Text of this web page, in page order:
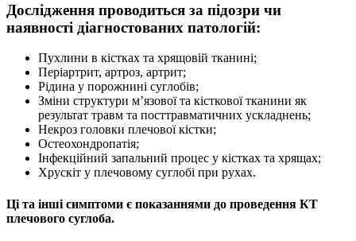
Дослідження проводиться за підозри чи
наявності діагностованих патологій:
Пухлини в кістках та хрящовій тканині;
Періартрит, артроз, артрит;
Рідина у порожнині суглобів;
Зміни структури м’язової та кісткової тканини як
результат травм та посттравматичних ускладнень;
Некроз головки плечової кістки;
Остеохондропатія;
Інфекційний запальний процес у кістках та хрящах;
Хрускіт у плечовому суглобі при рухах.
Ці та інші симптоми є показаннями до проведення КТ
плечового суглоба.